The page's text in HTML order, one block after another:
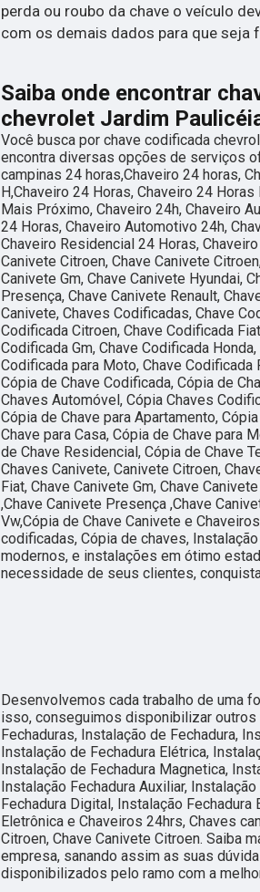
perda ou roubo da chave o veículo
com os demais dados para que seja
Saiba onde encontrar
chevrolet Jardim
Você busca por chave codificada
encontra diversas opções de serviços
campinas 24 horas,Chaveiro 24 horas,
H,Chaveiro 24 Horas, Chaveiro 24
Mais Próximo, Chaveiro 24h, Chaveiro
24 Horas, Chaveiro Automotivo 24h,
Chaveiro Residencial 24 Horas,
Canivete Citroen, Chave Canivete
Canivete Gm, Chave Canivete Hyundai,
Presença, Chave Canivete Renault,
Canivete, Chaves Codificadas, Chave
Codificada Citroen, Chave Codificada
Codificada Gm, Chave Codificada
Codificada para Moto, Chave Codificada
Cópia de Chave Codificada, Cópia de
Chaves Automóvel, Cópia Chaves
Cópia de Chave para Apartamento,
Chave para Casa, Cópia de Chave para
de Chave Residencial, Cópia de Chave
Chaves Canivete, Canivete Citroen,
Fiat, Chave Canivete Gm, Chave
,Chave Canivete Presença ,Chave
Vw,Cópia de Chave Canivete e
codificadas, Cópia de chaves,
modernos, e instalações em ótimo
necessidade de seus clientes,
Desenvolvemos cada trabalho de uma
isso, conseguimos disponibilizar outros
Fechaduras, Instalação de Fechadura,
Instalação de Fechadura Elétrica,
Instalação de Fechadura Magnetica,
Instalação Fechadura Auxiliar,
Fechadura Digital, Instalação
Eletrônica e Chaveiros 24hrs, Chaves
Citroen, Chave Canivete Citroen. Saiba
empresa, sanando assim as suas
disponibilizados pelo ramo com a